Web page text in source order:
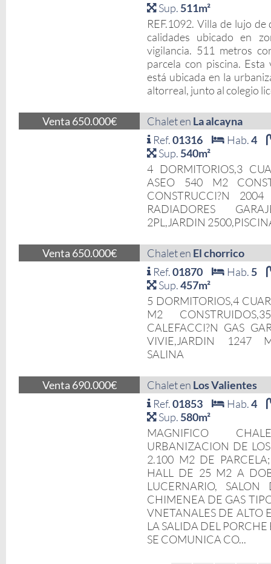
Sup. 511m²
REF.1092. Villa de lujo
calidades ubicado en
vigilancia. 511 metros
parcela con piscina.
está ubicada en la
altorreal, junto al colegio
Venta 650.000€ Chalet en La alcayna
Ref.01316 Hab.4
Sup. 540m²
4 DORMITORIOS,3
ASEO 540 M2
CONSTRUCCI?N
RADIADORES
2PL,JARDIN
Venta 650.000€ Chalet en El chorrico
Ref.01870 Hab. 5
Sup.457m²
5 DORMITORIOS,4
M2
CALEFACCI?N GAS
VIVIE,JARDIN 1247
SALINA
Venta 690.000€ Chalet en Los Valientes
Ref.01853 Hab.4
Sup. 580m²
MAGNIFICO
URBANIZACION DE
2.100 M2 DE
HALL DE 25 M2 A
LUCERNARIO,
CHIMENEA DE GAS
VNETANALES DE ALTO
LA SALIDA DEL
SE COMUNICA CO...